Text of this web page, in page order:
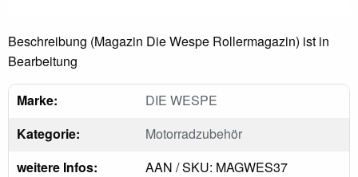
Beschreibung (Magazin Die Wespe Rollermagazin) ist in
Bearbeitung
Marke:
DIE WESPE
Kategorie:
Motorradzubehör
weitere Infos:
AAN / SKU: MAGWES37